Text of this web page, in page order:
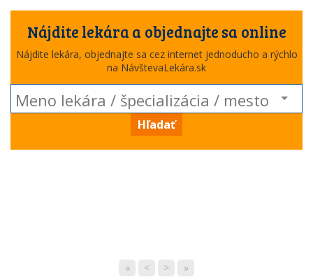
Nájdite lekára a objednajte sa online
Nájdite lekára, objednajte sa cez internet jednoducho a rýchlo
na NávštevaLekára.sk
Hľadať
« < > »